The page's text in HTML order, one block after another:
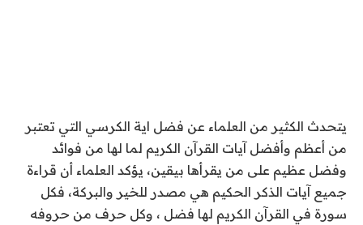
يتحدث الكثير من العلماء عن فضل اية الكرسي التي تعتبر
من أعظم وأفضل آيات القرآن الكريم لما لها من فوائد
وفضل عظيم على من يقرأها بيقين، يؤكد العلماء أن قراءة
جميع آيات الذكر الحكيم هي مصدر للخير والبركة، فكل
سورة في القرآن الكريم لها فضل ، وكل حرف من حروفه